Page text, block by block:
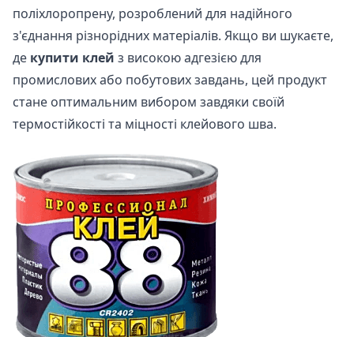
поліхлоропрену, розроблений для надійного
з'єднання різнорідних матеріалів. Якщо ви шукаєте,
де купити клей з високою адгезією для
промислових або побутових завдань, цей продукт
стане оптимальним вибором завдяки своїй
термостійкості та міцності клейового шва.